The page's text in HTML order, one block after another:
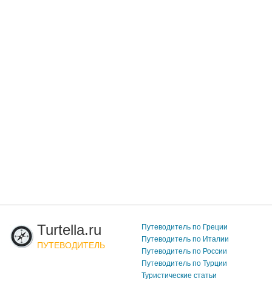
Turtella.ru
ПУТЕВОДИТЕЛЬ
Путеводитель по Греции
Путеводитель по Италии
Путеводитель по России
Путеводитель по Турции
Туристические статьи